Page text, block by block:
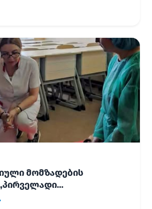
მომზადების
დახმარება“,